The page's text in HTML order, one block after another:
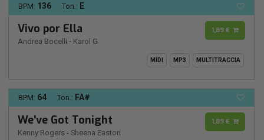
BPM: 136 Ton.: E
Vivo por Ella
Andrea Bocelli - Karol G
1,89 €
MIDI MP3 MULTITRACCIA
BPM: 64 Ton.: FA#
We've Got Tonight
Kenny Rogers - Sheena Easton
1,89 €